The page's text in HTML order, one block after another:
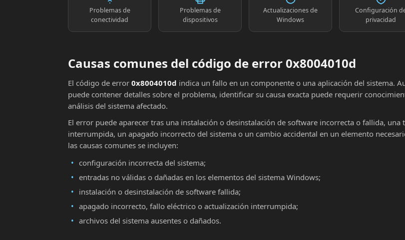
Problemas de
conectividad
Problemas de
dispositivos
Actualizaciones de
Windows
Configuración
privacidad
Causas comunes del código de error 0x8004010d
El código de error 0x8004010d indica un fallo en un componente o una aplicación del sistema.
puede contener detalles sobre el problema, identificar su causa exacta puede requerir
análisis del sistema afectado.
El error puede aparecer tras una instalación o desinstalación de software incorrecta o fallida, una
interrumpida, un apagado incorrecto del sistema o un cambio accidental en un elemento
las causas comunes se incluyen:
configuración incorrecta del sistema;
entradas no válidas o dañadas en los elementos del sistema Windows;
instalación o desinstalación de software fallida;
apagado incorrecto, fallo eléctrico o actualización interrumpida;
archivos del sistema ausentes o dañados.